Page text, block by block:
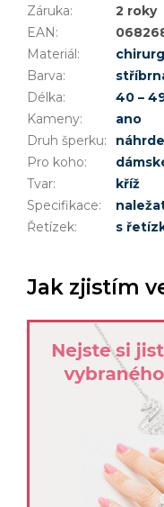
Záruka:
2 roky
EAN:
Materiál:
Barva:
Délka: 40 –
Kameny:
ano
Druh šperku:
Pro koho:
Tvar:
kříž
Specifikace:
Řetízek: s
Jak zjistím